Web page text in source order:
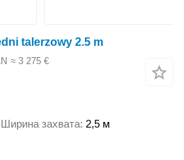
talerzowy 2.5 m
≈ 3 275 €
Ширина захвата 2,5 м